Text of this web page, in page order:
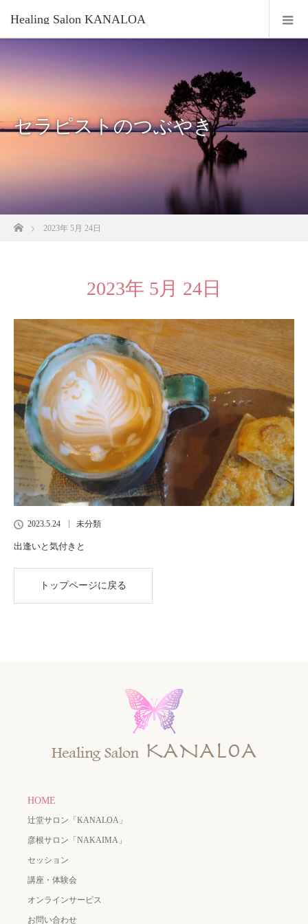
Healing Salon KANALOA
セラピストのつぶやき
ホーム2023年 5月 24日
2023年 5月 24日
2023.5.24 未分類
出逢いと気付きと
トップページに戻る
HOME
辻堂サロン「KANALOA」
彦根サロン「NAKAIMA」
セッション
講座・体験会
オンラインサービス
お問い合わせ